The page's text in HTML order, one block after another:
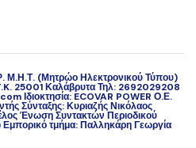
(Μητρώο Ηλεκτρονικού Τύπου)
25001 Καλάβρυτα Τηλ: 2692029208
Ιδιοκτησία: ECOVAR POWER Ο.Ε.
Σύνταξης: Κυριαζής Νικόλαος
Ένωση Συντακτών Περιοδικού
τμήμα: Παλληκάρη Γεωργία